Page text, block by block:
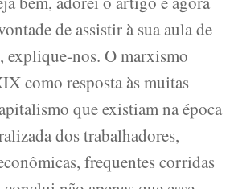
de assistir à sua aula de
explique-nos. O marxismo
como resposta às muitas
que existiam na época
dos trabalhadores,
frequentes corridas